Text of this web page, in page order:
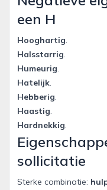
een H
Hooghartig.
Halsstarrig.
Humeurig.
Hatelijk.
Hebberig.
Haastig.
Hardnekkig.
sollicitatie
Sterke combinatie: